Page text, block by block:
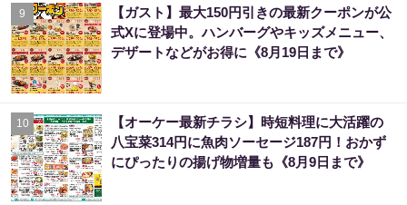
9
【ガスト】最大150円引きの最新クーポンが公
式Xに登場中。ハンバーグやキッズメニュー、
デザートなどがお得に《8月19日まで》
10
【オーケー最新チラシ】時短料理に大活躍の
八宝菜314円に魚肉ソーセージ187円！おかず
にぴったりの揚げ物増量も《8月9日まで》